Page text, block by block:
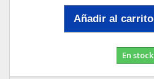
Añadir al carrito
En stock